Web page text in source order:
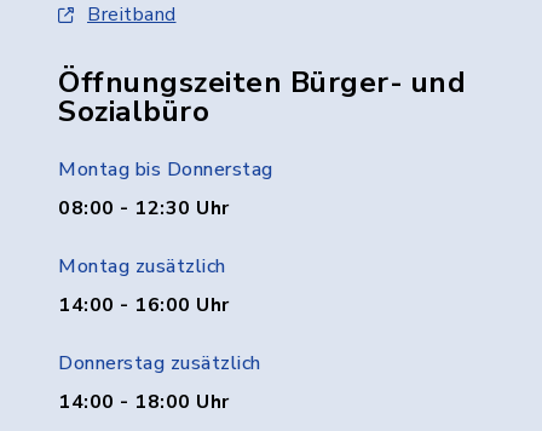
Breitband
Öffnungszeiten Bürger- und
Sozialbüro
Montag bis Donnerstag
08:00 - 12:30 Uhr
Montag zusätzlich
14:00 - 16:00 Uhr
Donnerstag zusätzlich
14:00 - 18:00 Uhr